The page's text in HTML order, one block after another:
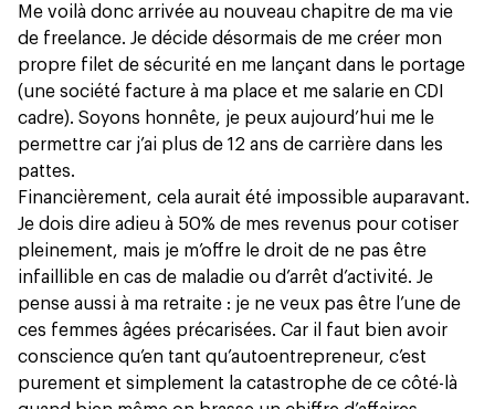
Me voilà donc arrivée au nouveau chapitre de ma vie
de freelance. Je décide désormais de me créer mon
propre filet de sécurité en me lançant dans le portage
(une société facture à ma place et me salarie en CDI
cadre). Soyons honnête, je peux aujourd’hui me le
permettre car j’ai plus de 12 ans de carrière dans les
pattes.
Financièrement, cela aurait été impossible auparavant.
Je dois dire adieu à 50% de mes revenus pour cotiser
pleinement, mais je m’offre le droit de ne pas être
infaillible en cas de maladie ou d’arrêt d’activité. Je
pense aussi à ma retraite : je ne veux pas être l’une de
ces femmes âgées précarisées. Car il faut bien avoir
conscience qu’en tant qu’autoentrepreneur, c’est
purement et simplement la catastrophe de ce côté-là